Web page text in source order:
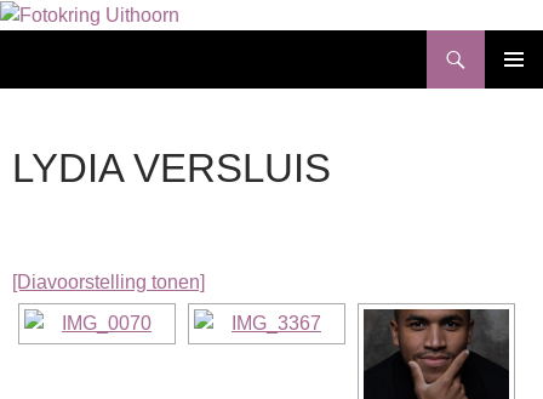
Ga
LYDIA VERSLUIS
[Diavoorstelling tonen]